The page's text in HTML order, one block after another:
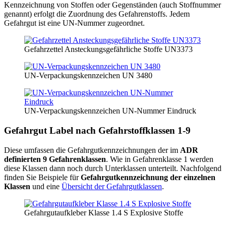
Kennzeichnung von Stoffen oder Gegenständen (auch Stoffnummer
genannt) erfolgt die Zuordnung des Gefahrenstoffs. Jedem
Gefahrgut ist eine UN-Nummer zugeordnet.
Gefahrzettel Ansteckungsgefährliche Stoffe UN3373
UN-Verpackungskennzeichen UN 3480
UN-Verpackungskennzeichen UN-Nummer Eindruck
Gefahrgut Label nach Gefahrstoffklassen 1-9
Diese umfassen die Gefahrgutkennzeichnungen der im ADR
definierten 9 Gefahrenklassen. Wie in Gefahrenklasse 1 werden
diese Klassen dann noch durch Unterklassen unterteilt. Nachfolgend
finden Sie Beispiele fürGefahrgutkennzeichnung der einzelnen
Klassen und eine Übersicht der Gefahrgutklassen.
Gefahrgutaufkleber Klasse 1.4 S Explosive Stoffe